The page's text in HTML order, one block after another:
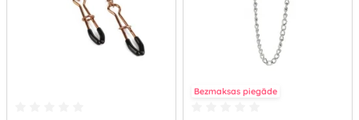
Bezmaksas piegāde